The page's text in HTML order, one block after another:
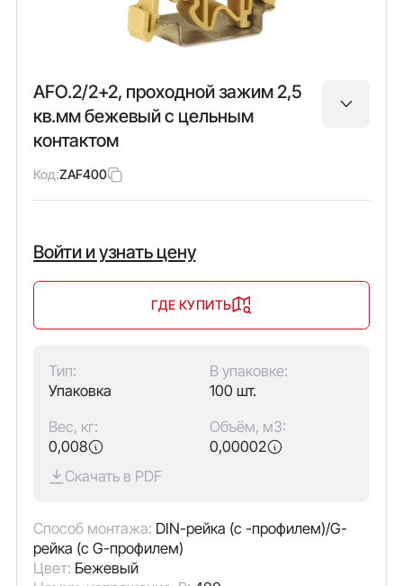
AFO.2/2+2, проходной зажим 2,5
кв.мм бежевый с цельным
контактом
Код:ZAF400
Войти и узнать цену
ГДЕ КУПИТЬ
Тип:
Упаковка
В упаковке:
100 шт.
Вес, кг:
0,008
Объём, м3:
0,00002
Скачать в PDF
Способ монтажа: DIN-рейка (с -профилем)/G-
рейка (с G-профилем)
Цвет: Бежевый